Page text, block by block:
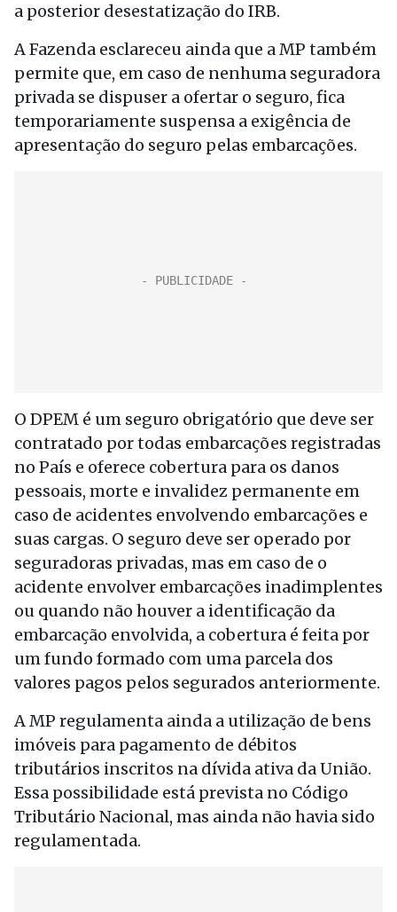
a posterior desestatização do IRB.
A Fazenda esclareceu ainda que a MP também
permite que, em caso de nenhuma seguradora
privada se dispuser a ofertar o seguro, fica
temporariamente suspensa a exigência de
apresentação do seguro pelas embarcações.
O DPEM é um seguro obrigatório que deve ser
contratado por todas embarcações registradas
no País e oferece cobertura para os danos
pessoais, morte e invalidez permanente em
caso de acidentes envolvendo embarcações e
suas cargas. O seguro deve ser operado por
seguradoras privadas, mas em caso de o
acidente envolver embarcações inadimplentes
ou quando não houver a identificação da
embarcação envolvida, a cobertura é feita por
um fundo formado com uma parcela dos
valores pagos pelos segurados anteriormente.
A MP regulamenta ainda a utilização de bens
imóveis para pagamento de débitos
tributários inscritos na dívida ativa da União.
Essa possibilidade está prevista no Código
Tributário Nacional, mas ainda não havia sido
regulamentada.